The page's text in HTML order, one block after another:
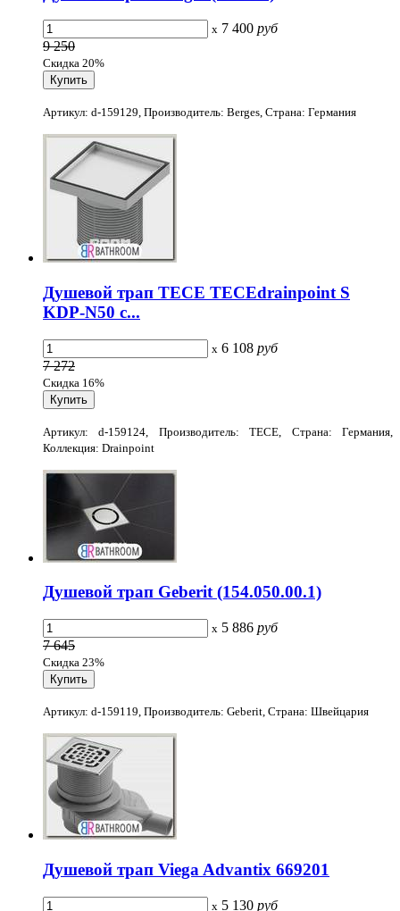
x 7 400 руб
9 250
Скидка 20%
Артикул: d-159129, Производитель: Berges, Страна: Германия
Душевой трап TECE TECEdrainpoint S
KDP-N50 с...
x 6 108 руб
7 272
Скидка 16%
Артикул: d-159124, Производитель: TECE, Страна: Германия,
Коллекция: Drainpoint
Душевой трап Geberit (154.050.00.1)
x 5 886 руб
7 645
Скидка 23%
Артикул: d-159119, Производитель: Geberit, Страна: Швейцария
Душевой трап Viega Advantix 669201
x 5 130 руб